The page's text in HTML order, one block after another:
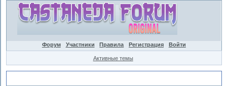
Форум Участники Правила Регистрация Войти
Активные темы